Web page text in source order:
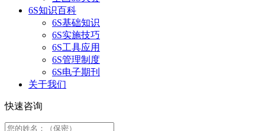
6S知识百科
6S基础知识
6S实施技巧
6S工具应用
6S管理制度
6S电子期刊
关于我们
快速咨询